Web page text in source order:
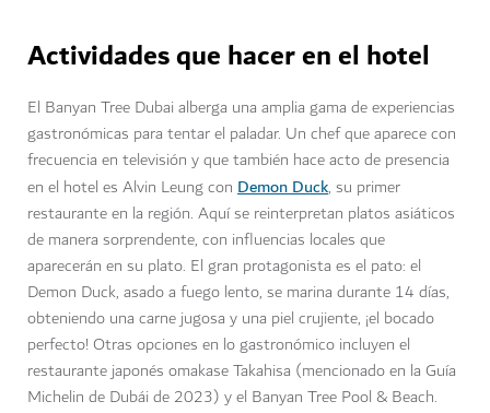
Actividades que hacer en el hotel
El Banyan Tree Dubai alberga una amplia gama de experiencias
gastronómicas para tentar el paladar. Un chef que aparece con
frecuencia en televisión y que también hace acto de presencia
en el hotel es Alvin Leung con Demon Duck, su primer
restaurante en la región. Aquí se reinterpretan platos asiáticos
de manera sorprendente, con influencias locales que
aparecerán en su plato. El gran protagonista es el pato: el
Demon Duck, asado a fuego lento, se marina durante 14 días,
obteniendo una carne jugosa y una piel crujiente, ¡el bocado
perfecto! Otras opciones en lo gastronómico incluyen el
restaurante japonés omakase Takahisa (mencionado en la Guía
Michelin de Dubái de 2023) y el Banyan Tree Pool & Beach.